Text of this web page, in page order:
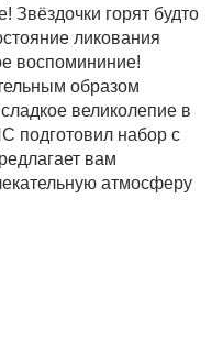
Звёздочки горят будто
ликования
воспомининие!
образом
великолепие в
подготовил набор с
вам
атмосферу